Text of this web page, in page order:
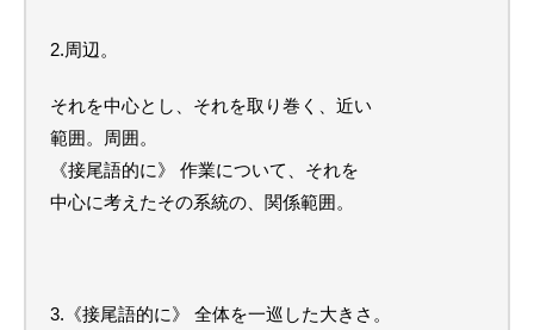
2.周辺。
それを中心とし、それを取り巻く、近い
範囲。周囲。
《接尾語的に》 作業について、それを
中心に考えたその系統の、関係範囲。
3.《接尾語的に》 全体を一巡した大きさ。